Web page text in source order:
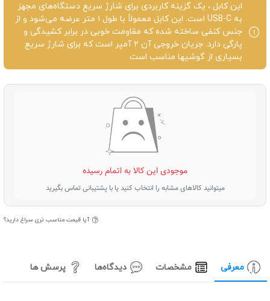
این کابل ، یک گزینه کاربردی برای شارژ سریع دستگاه‌های مجهز
به USB-C است. این کابل معمولاً با طول ۱ متر عرضه می‌شود و از
جنس کنفی ساخته شده که مقاومت خوبی در برابر کشیدگی و
پارگی دارد. جریان خروجی آن ۲ آمپر است که برای شارژ سریع
بسیاری از گوشیها مناسب است
موجودی این کالا به اتمام رسیده
میتوانید کالاهای مشابه را انتخاب کنید یا با پشتیبانی تماس بگیرید
آیا قیمت مناسب تری سراغ دارید؟
معرفی مشخصات دیدگاه‌ها پرسش ها